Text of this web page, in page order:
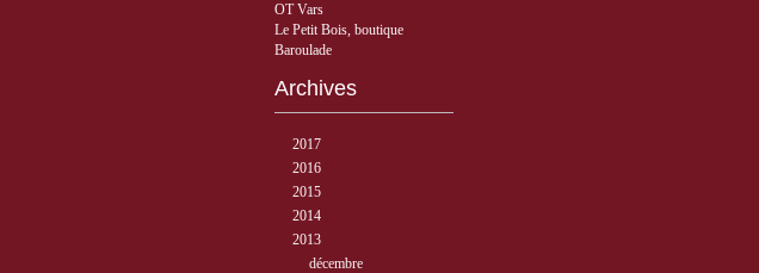
OT Vars
Le Petit Bois, boutique
Baroulade
Archives
2017
2016
2015
2014
2013
décembre